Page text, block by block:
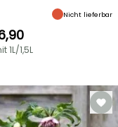
Nicht lieferbar
1L/1,5L